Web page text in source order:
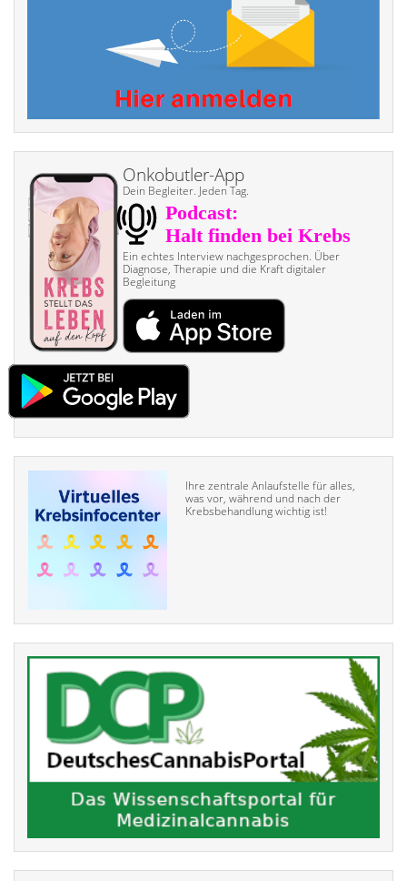
Onkobutler-App
Dein Begleiter. Jeden Tag.
Ein echtes Interview nach­gesprochen. Über
Diagnose, Therapie und die Kraft digitaler
Begleitung
Ihre zentrale Anlaufstelle für alles,
was vor, während und nach der
Krebsbehandlung wichtig ist!